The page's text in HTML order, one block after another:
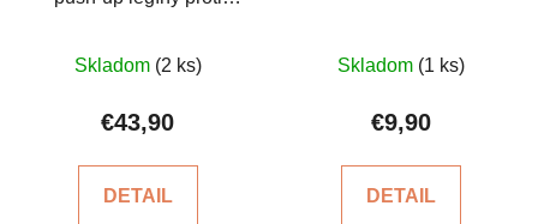
hodnotenie
produktu
z
Skladom (2 ks)
€43,90
DETAIL
Skladom (1 ks)
€9,90
DETAIL